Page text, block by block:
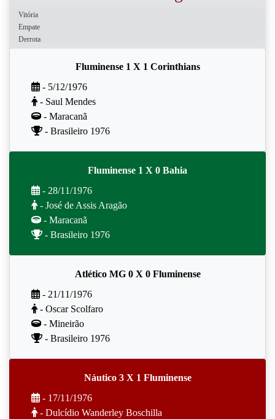
Vitória
Empate
Derrota
Fluminense 1 X 1 Corinthians
- 5/12/1976
- Saul Mendes
- Maracanã
- Brasileiro 1976
Fluminense 1 X 0 Bahia
- 28/11/1976
- José de Assis Aragão
- Maracanã
- Brasileiro 1976
Atlético MG 0 X 0 Fluminense
- 21/11/1976
- Oscar Scolfaro
- Mineirão
- Brasileiro 1976
Náutico 3 X 1 Fluminense
- 17/11/1976
- Dulcídio Wanderley Boschilla